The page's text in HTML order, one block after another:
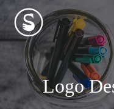
Logo